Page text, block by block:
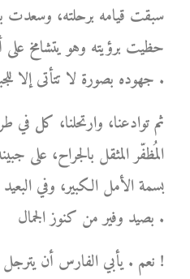
سبقت قيامه برحلته، وسعدت
حظيت برؤيته وهو يتشامخ على
جهوده بصورة لا تتأتى إلا للجبابرة .
ثم توادعنا، وارتحلنا، كل
المُظفّر المثقل بالجراح، على
بسمة الأمل الكبير، وفي
بصيد وفير من كنوز الجمال .
نعم . يأبي الفارس أن يترجل !